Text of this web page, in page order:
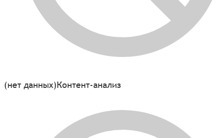
(нет данных)Контент-анализ